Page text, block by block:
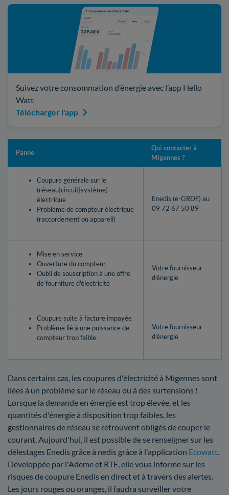
Suivez votre consommation d’énergie avec l’app Hello
Watt
Télécharger l'app
Panne
Qui contacter à
Migennes ?
Coupure générale sur le
(réseau|circuit|système)
électrique
Problème de compteur électrique
(raccordement ou appareil)
Enedis (e-GRDF) au
09 72 67 50 89
Mise en service
Ouverture du compteur
Oubli de souscription à une offre
de fourniture d'électricité
Votre fournisseur
d’énergie
Coupure suite à facture impayée
Problème lié à une puissance de
compteur trop faible
Votre fournisseur
d’énergie
Dans certains cas, les coupures d'électricité à Migennes sont
liées à un problème sur le réseau ou à des surtensions !
Lorsque la demande en énergie est trop élevée, et les
quantités d'énergie à disposition trop faibles, les
gestionnaires de réseau se retrouvent obligés de couper le
courant. Aujourd'hui, il est possible de se renseigner sur les
délestages Enedis grâce à nedis grâce à l'application Ecowatt.
Développée par l'Ademe et RTE, elle vous informe sur les
risques de coupure Enedis en direct et à travers des alertes.
Les jours rouges ou oranges, il faudra surveiller votre